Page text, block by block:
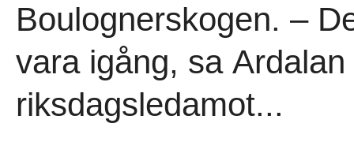
Boulognerskogen. –
vara igång, sa
riksdagsledamot...